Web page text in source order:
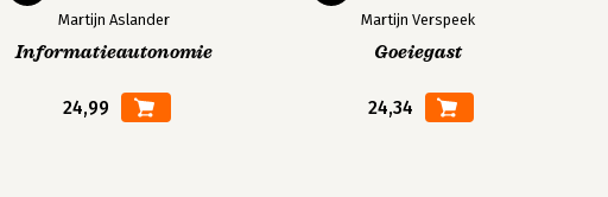
Martijn Aslander
Informatieautonomie
24,99
Martijn Verspeek
Goeiegast
24,34